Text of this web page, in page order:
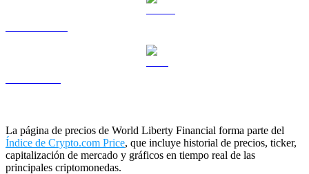
La página de precios de World Liberty Financial forma parte del
Índice de Crypto.com Price, que incluye historial de precios, ticker,
capitalización de mercado y gráficos en tiempo real de las
principales criptomonedas.